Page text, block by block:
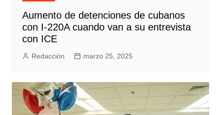
Aumento de detenciones de cubanos
con I-220A cuando van a su entrevista
con ICE
Redacción marzo 25, 2025